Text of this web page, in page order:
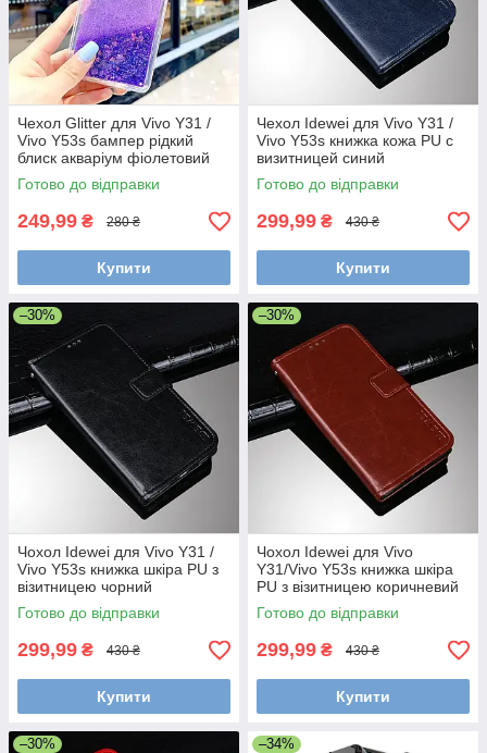
Чехол Glitter для Vivo Y31 /
Vivo Y53s бампер рідкий
блиск акваріум фіолетовий
Готово до відправки
249,99 ₴ 280 ₴
Купити
Чехол Idewei для Vivo Y31 /
Vivo Y53s книжка кожа PU с
визитницей синий
Готово до відправки
299,99 ₴ 430 ₴
Купити
–30%
Чохол Idewei для Vivo Y31 /
Vivo Y53s книжка шкіра PU з
візитницею чорний
Готово до відправки
299,99 ₴ 430 ₴
Купити
–30%
Чохол Idewei для Vivo
Y31/Vivo Y53s книжка шкіра
PU з візитницею коричневий
Готово до відправки
299,99 ₴ 430 ₴
Купити
–30% –34%